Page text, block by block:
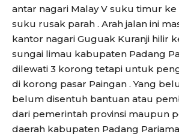
antar nagari Malay V suku timur ke
suku rusak parah . Arah jalan ini
kantor nagari Guguak Kuranji hilir
sungai limau kabupaten Padang
dilewati 3 korong tetapi untuk
di korong pasar Paingan . Yang
belum disentuh bantuan atau
dari pemerintah provinsi maupun
daerah kabupaten Padang